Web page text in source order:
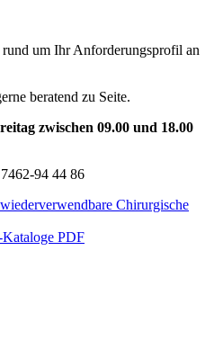
um Ihr Anforderungsprofil an
beratend zu Seite.
zwischen 09.00 und 18.00
94 44 86
Chirurgische
PDF